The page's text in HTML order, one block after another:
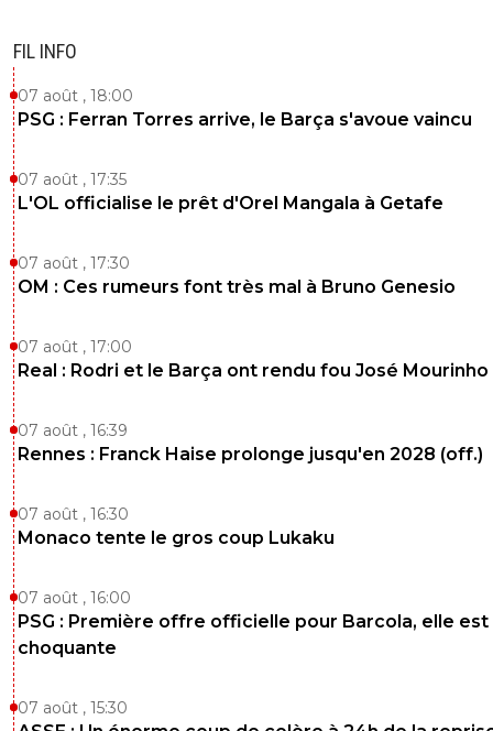
contrat il ne veut pas renouveler à ce tarif , mais
augmenté ?il sera encore plus invendable qui
sur ce salaire à par les anglais ?
0
hardstylerz 10 août 2025 à 14:45 + 0
0+ Répondre
FIL INFO
07 août , 18:00
PSG : Ferran Torres arrive, le Barça s'avoue vaincu
07 août , 17:35
L'OL officialise le prêt d'Orel Mangala à Getafe
07 août , 17:30
OM : Ces rumeurs font très mal à Bruno Genesio
07 août , 17:00
Real : Rodri et le Barça ont rendu fou José Mourinho
07 août , 16:39
Rennes : Franck Haise prolonge jusqu'en 2028 (off.)
07 août , 16:30
Monaco tente le gros coup Lukaku
07 août , 16:00
PSG : Première offre officielle pour Barcola, elle est
choquante
07 août , 15:30